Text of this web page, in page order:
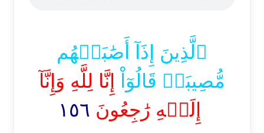
ٱلَّذِينَ إِذَآ أَصَٰبَتۡهُم
مُّصِيبَةٞ قَالُوٓاْ إِنَّا لِلَّهِ وَإِنَّآ
إِلَيۡهِ رَٰجِعُونَ ١٥٦